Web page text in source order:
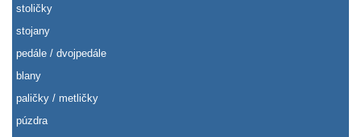
stoličky
stojany
pedále / dvojpedále
blany
paličky / metličky
púzdra